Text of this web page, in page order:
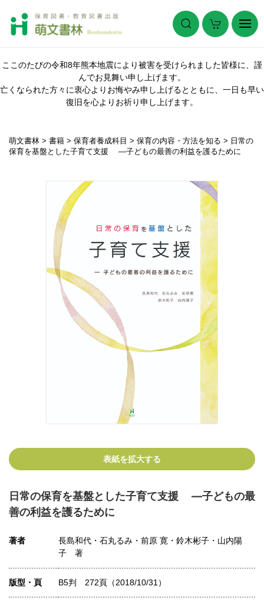
ここのたびの令和8年熊本地震により被害を受けられました皆様に、謹
んでお見舞い申し上げます。
亡くなられた方々に衷心よりお悔やみ申し上げるとともに、一日も早い
復旧を心よりお祈り申し上げます。
萌文書林 > 書籍 > 保育者養成科目 > 保育の内容・方法を知る > 日常の
保育を基盤とした子育て支援 ―子どもの最善の利益を護るために
表紙を拡大する
日常の保育を基盤とした子育て支援 ―子どもの最
善の利益を護るために
著者
長島和代・石丸るみ・前原 寛・鈴木彬子・山内陽
子 著
版型・頁 B5判 272頁（2018/10/31）